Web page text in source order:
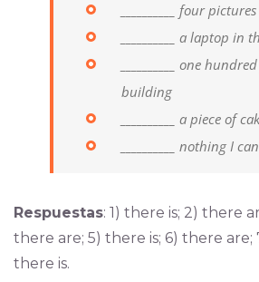
__________ four
__________ a laptop in
__________ one
building
__________ a piece of
__________ nothing I
Respuestas: 1) there is; 2) there
there are; 5) there is; 6) there are;
there is.